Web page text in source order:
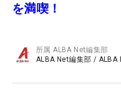
を満喫！
所属ALBA Net編集部
ALBA Net編集部 / ALBA